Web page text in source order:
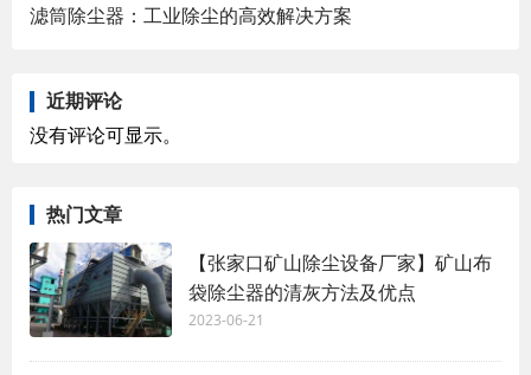
滤筒除尘器：工业除尘的高效解决方案
近期评论
没有评论可显示。
热门文章
【张家口矿山除尘设备厂家】矿山布
袋除尘器的清灰方法及优点
2023-06-21